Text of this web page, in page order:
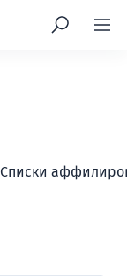
Списки